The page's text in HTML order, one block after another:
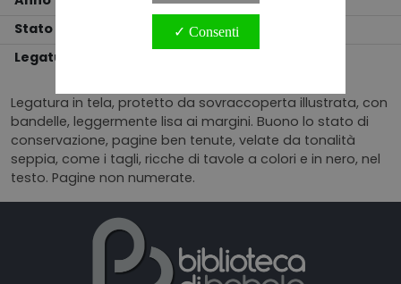
Stato
Legatura
Legatura in tela, protetto da sovraccoperta illustrata, con
bandelle, leggermente lisa ai margini. Buono lo stato di
conservazione, pagine ben tenute, velate da tonalità
seppia, come i tagli, ricche di tavole a colori e in nero, nel
testo. Pagine non numerate.
✓ Consenti